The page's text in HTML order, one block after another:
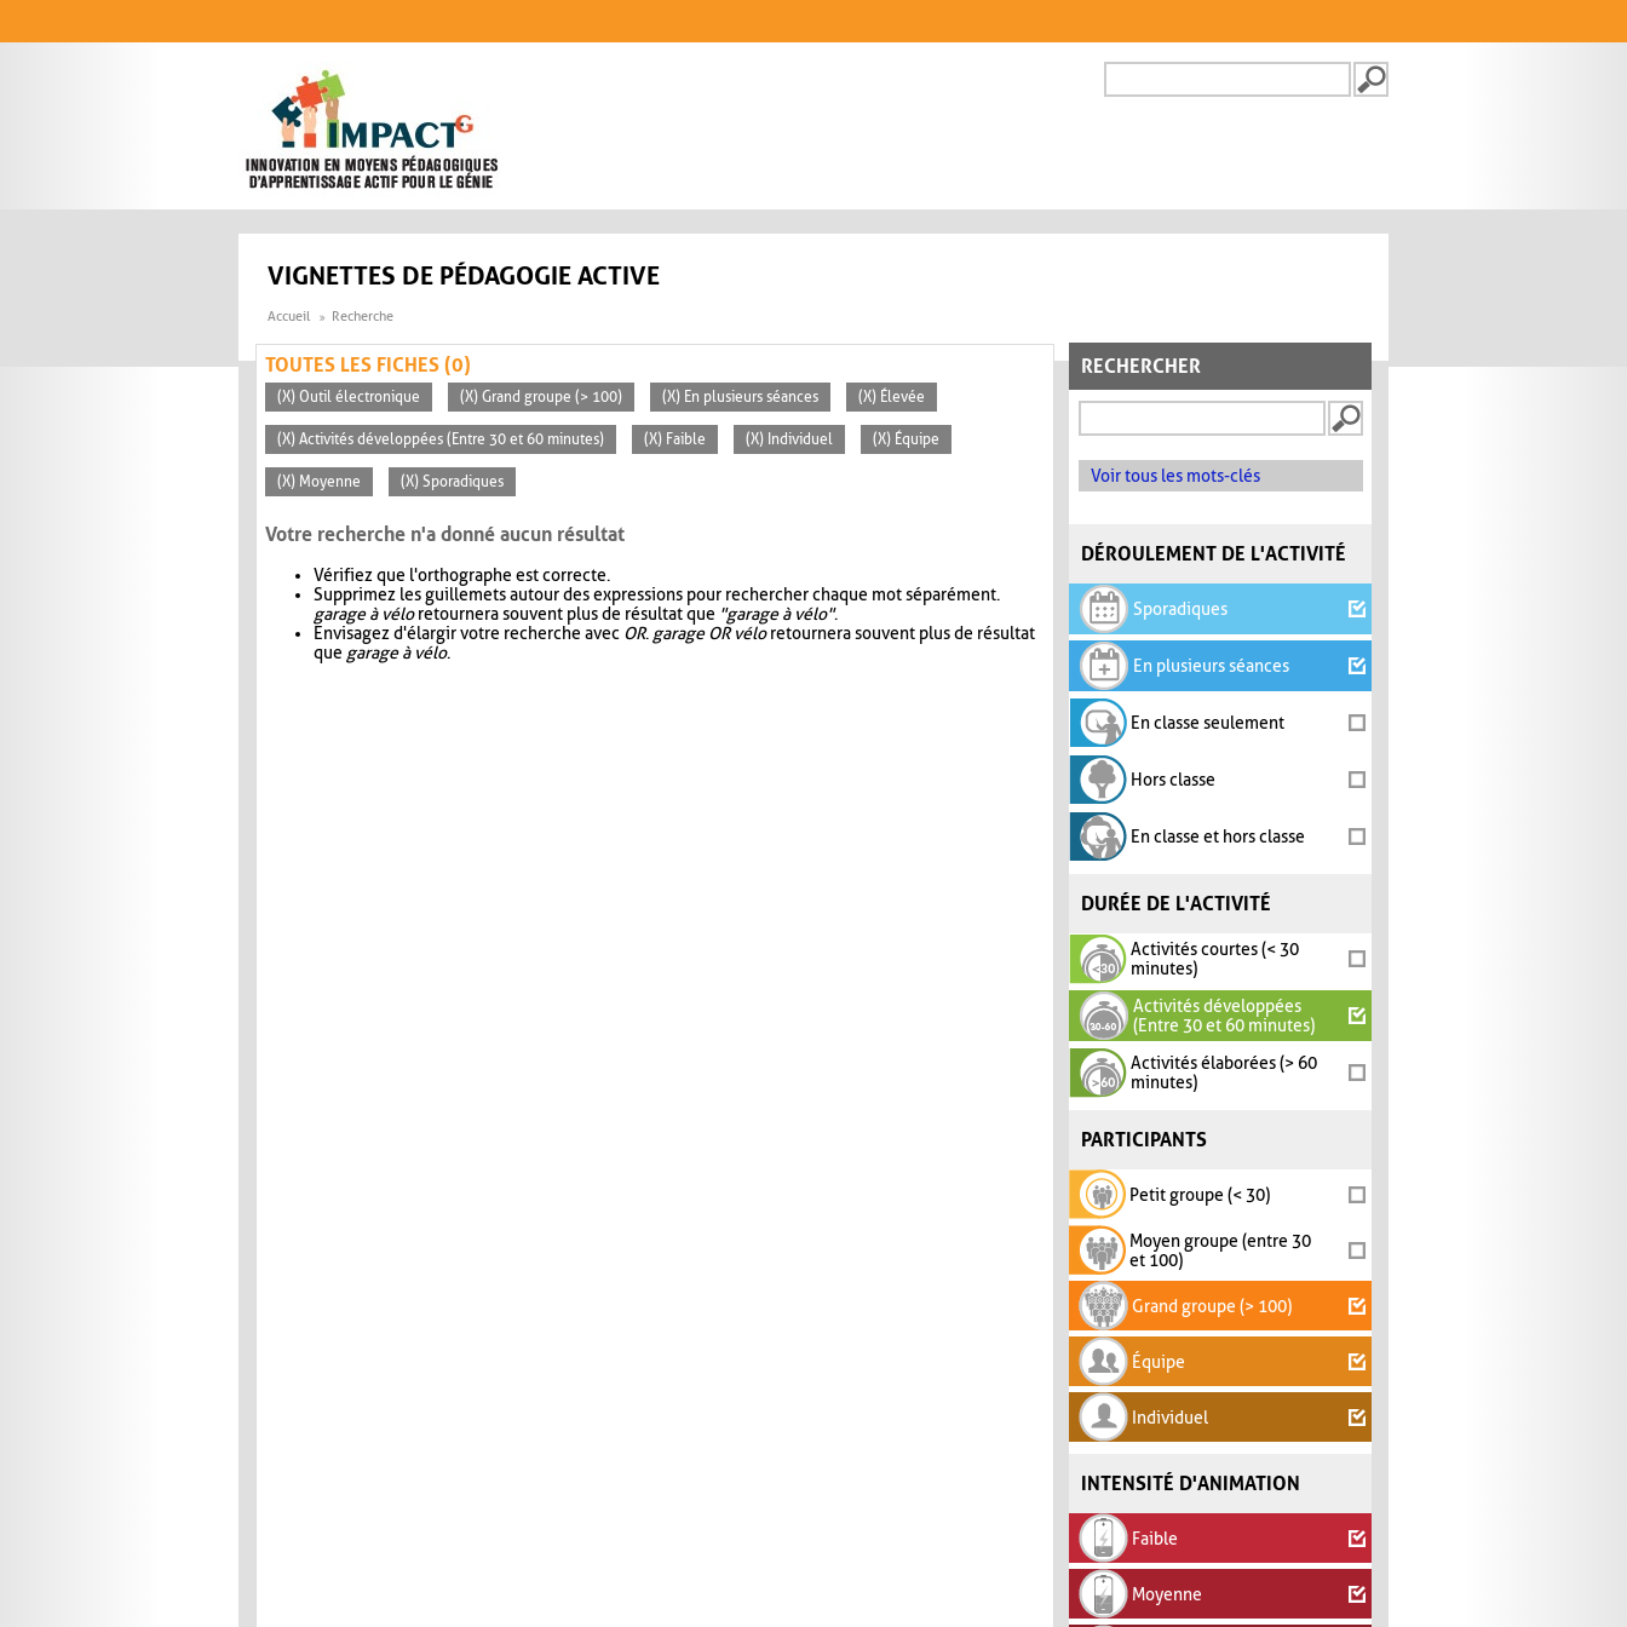
FORMULAIRE DE
VIGNETTES DE PÉDAGOGIE ACTIVE
Accueil Recherche
RECHERCHER
Voir tous les mots-clés
DÉROULEMENT DE L'ACTIVITÉ
Sporadiques
En plusieurs séances
En classe seulement
Hors classe
En classe et hors classe
DURÉE DE L'ACTIVITÉ
Activités courtes (< 30
minutes)
Activités développées
(Entre 30 et 60 minutes)
Activités élaborées (> 60
minutes)
PARTICIPANTS
Petit groupe (< 30)
Moyen groupe (entre 30
et 100)
Grand groupe (> 100)
Équipe
Individuel
INTENSITÉ D'ANIMATION
Faible
Moyenne
TOUTES LES FICHES (0)
(X) Outil électronique (X) Grand groupe (> 100) (X) En plusieurs séances (X) Élevée
(X) Activités développées (Entre 30 et 60 minutes) (X) Faible (X) Individuel (X) Équipe
(X) Moyenne (X) Sporadiques
Votre recherche n'a donné aucun résultat
Vérifiez que l'orthographe est correcte.
Supprimez les guillemets autour des expressions pour rechercher chaque mot séparément.
garage à véloretournera souvent plus de résultat que "garage à vélo".
Envisagez d'élargir votre recherche avec OR. garage OR véloretournera souvent plus de résultat
que garage à vélo.